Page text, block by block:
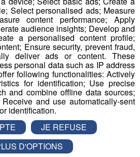
au sort par jour à 8h45 et 17h45.
04 50 58 24 09
vous offre vos entrées pour vous
choix pourWALIBI RHONE
pour vousVerticalp Émosson,
:
Select personalised ads; Measure
content performance; Apply
audience insights; Develop and
a personalised content profile;
Ensure security, prevent fraud,
deliver ads or content. These
personal data such as IP address
following functionalities: Actively
for identification; Use precise
and combine offline data sources;
and use automatically-sent
identification.
JE REFUSE
D'OPTIONS